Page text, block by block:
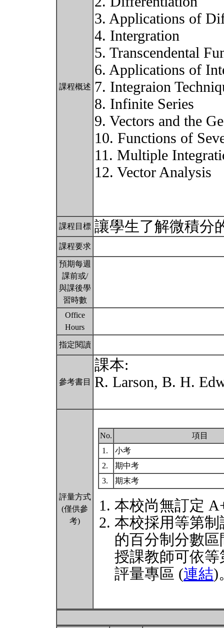
課程概述
3. Applications of
4. Intergration
5. Transcendental
6. Applications of
7. Integraion
8. Infinite Series
9. Vectors and the
10. Functions of
11. Multiple
12. Vector Analysis
課程目標 讓學生了解微積分
課程要求
預期每週
課前或/
與課後學
習時數
Office
Hours
指定閱讀
參考書目
課本:
R. Larson, B. H.
評量方式
(僅供參
考)
No.
項目
1.
小考
2.
期中考
3.
期末考
本校尚無訂定
本校採用等第
的百分制分數
授課教師可依
評量專區 (連結)